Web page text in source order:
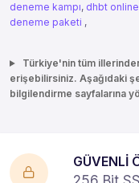
deneme kampı, dhbt
deneme paketi ,
Türkiye'nin tüm
erişebilirsiniz. Aşağıdaki
bilgilendirme sayfalarına
GÜVENLİ